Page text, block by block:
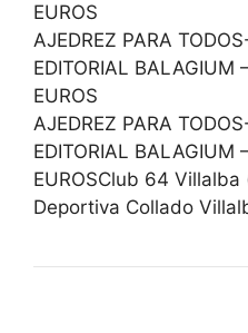
EUROS
AJEDREZ PARA
EDITORIAL BALAGIUM
EUROS
AJEDREZ PARA
EDITORIAL BALAGIUM
EUROSClub 64
Deportiva Collado